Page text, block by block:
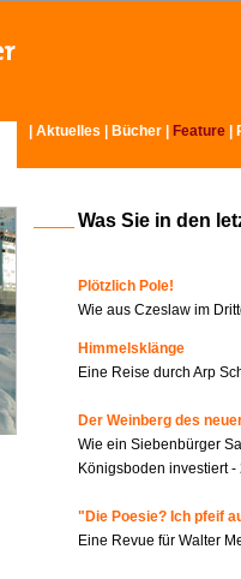
Aktuelles Bücher Feature
Was Sie in den
Plötzlich Pole!
Wie aus Czeslaw im
Himmelsklänge
Eine Reise durch Arp
Der Weinberg des
Wie ein Siebenbürger
Königsboden investiert -
"Die Poesie? Ich pfeif
Eine Revue für Walter